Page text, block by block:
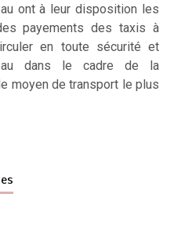
ont à leur disposition les
payements des taxis à
en toute sécurité et
dans le cadre de la
moyen de transport le plus